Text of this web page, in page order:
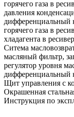
горячего газа в
давления
дифференциальный
горячего газа в
хладагента в
Ситема
масляный фильтр,
регулятор уровня
дифференциальный
Щит управления с
Окрашенная
Инструкция по